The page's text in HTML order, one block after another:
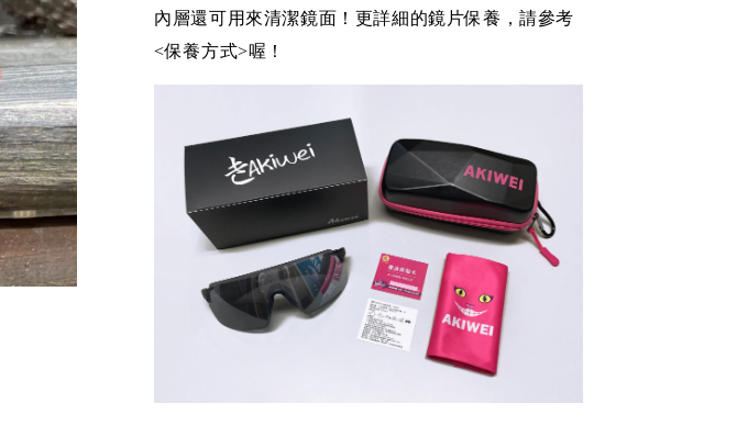
內層還可用來清潔鏡面！ 更詳細的鏡片保養，請參考
<保養方式>喔！